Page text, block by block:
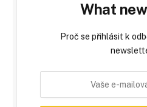
What
Proč se přihlásit k